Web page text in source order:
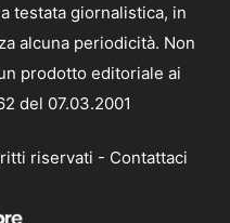
testata giornalistica, in
alcuna periodicità. Non
prodotto editoriale ai
del 07.03.2001
riservati - Contattaci